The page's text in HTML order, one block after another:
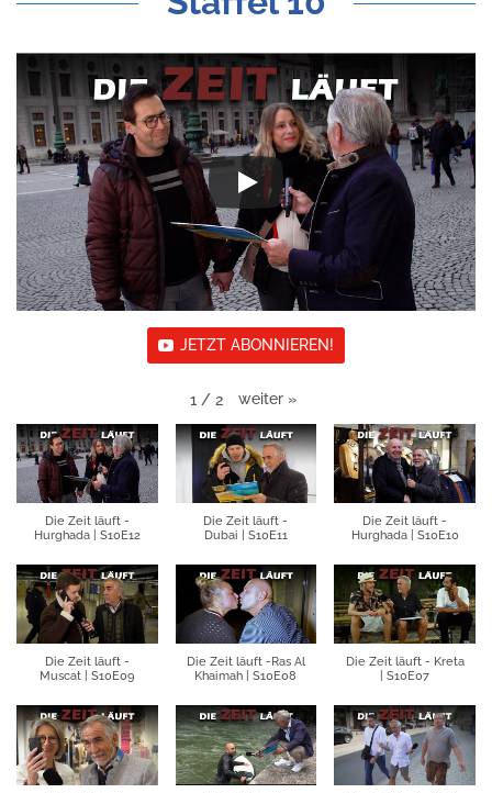
JETZT ABONNIEREN!
1 / 2 weiter »
Die Zeit läuft -
Hurghada | S10E12
Die Zeit läuft -
Dubai | S10E11
Die Zeit läuft -
Hurghada | S10E10
Die Zeit läuft -
Muscat | S10E09
Die Zeit läuft -Ras Al
Khaimah | S10E08
Die Zeit läuft - Kreta
| S10E07